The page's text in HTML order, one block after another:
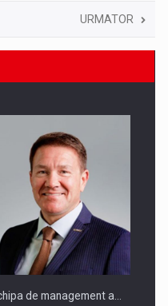
URMATOR
de management a…